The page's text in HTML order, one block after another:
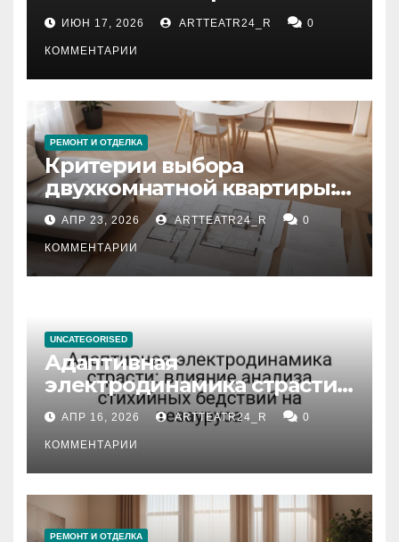
рекомендации
ИЮН 17, 2026 ARTTEATR24_R 0
КОММЕНТАРИИ
РЕМОНТ И ОТДЕЛКА
Критерии выбора
двухкомнатной квартиры:
планировка, площадь,
состояние и документация
АПР 23, 2026 ARTTEATR24_R 0
КОММЕНТАРИИ
UNCATEGORISED
Адаптивная
электродинамика страсти:
влияние анализа
стихийных бедствий на
тезауруса
АПР 16, 2026 ARTTEATR24_R 0
КОММЕНТАРИИ
РЕМОНТ И ОТДЕЛКА